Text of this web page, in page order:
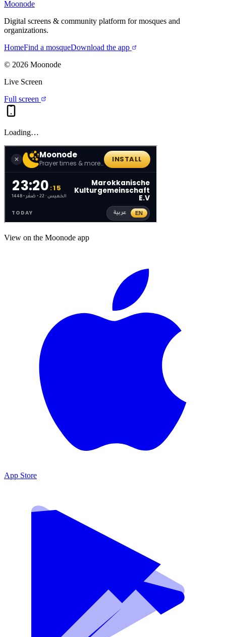
Moonode
Digital screens & community platform for mosques and
organizations.
HomeFind a mosqueDownload the app
© 2026 Moonode
Live Screen
Full screen
Loading…
View on the Moonode app
App Store